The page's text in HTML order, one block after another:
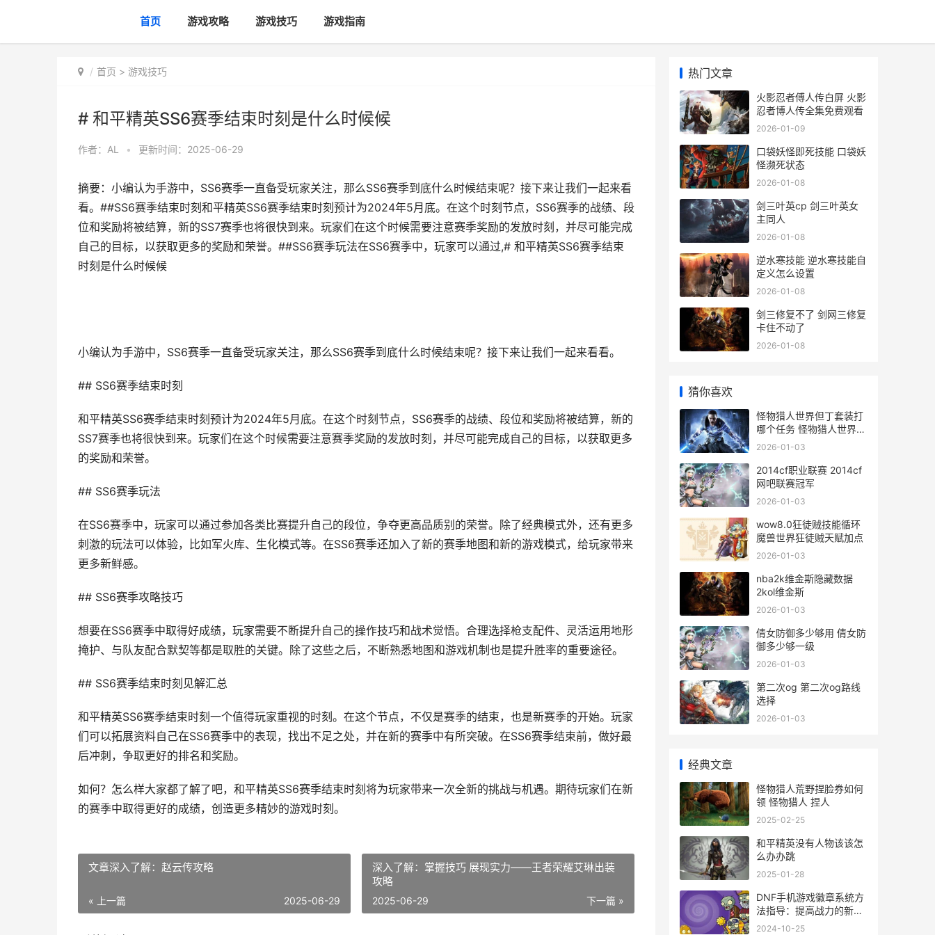
首页 游戏攻略 游戏技巧 游戏指南
首页 > 游戏技巧
# 和平精英SS6赛季结束时刻是什么时候候
作者： AL • 更新时间：2025-06-29
摘要：小编认为手游中，SS6赛季一直备受玩家关注，那么SS6赛季到底什么时候结束呢？接下来让我们一起来看
看。##SS6赛季结束时刻和平精英SS6赛季结束时刻预计为2024年5月底。在这个时刻节点，SS6赛季的战绩、段
位和奖励将被结算，新的SS7赛季也将很快到来。玩家们在这个时候需要注意赛季奖励的发放时刻，并尽可能完成
自己的目标，以获取更多的奖励和荣誉。##SS6赛季玩法在SS6赛季中，玩家可以通过,# 和平精英SS6赛季结束
时刻是什么时候候
小编认为手游中，SS6赛季一直备受玩家关注，那么SS6赛季到底什么时候结束呢？接下来让我们一起来看看。
## SS6赛季结束时刻
和平精英SS6赛季结束时刻预计为2024年5月底。在这个时刻节点，SS6赛季的战绩、段位和奖励将被结算，新的
SS7赛季也将很快到来。玩家们在这个时候需要注意赛季奖励的发放时刻，并尽可能完成自己的目标，以获取更多
的奖励和荣誉。
## SS6赛季玩法
在SS6赛季中，玩家可以通过参加各类比赛提升自己的段位，争夺更高品质别的荣誉。除了经典模式外，还有更多
刺激的玩法可以体验，比如军火库、生化模式等。在SS6赛季还加入了新的赛季地图和新的游戏模式，给玩家带来
更多新鲜感。
## SS6赛季攻略技巧
想要在SS6赛季中取得好成绩，玩家需要不断提升自己的操作技巧和战术觉悟。合理选择枪支配件、灵活运用地形
掩护、与队友配合默契等都是取胜的关键。除了这些之后，不断熟悉地图和游戏机制也是提升胜率的重要途径。
## SS6赛季结束时刻见解汇总
和平精英SS6赛季结束时刻一个值得玩家重视的时刻。在这个节点，不仅是赛季的结束，也是新赛季的开始。玩家
们可以拓展资料自己在SS6赛季中的表现，找出不足之处，并在新的赛季中有所突破。在SS6赛季结束前，做好最
后冲刺，争取更好的排名和奖励。
如何？怎么样大家都了解了吧，和平精英SS6赛季结束时刻将为玩家带来一次全新的挑战与机遇。期待玩家们在新
的赛季中取得更好的成绩，创造更多精妙的游戏时刻。
文章深入了解：赵云传攻略
« 上一篇 2025-06-29
深入了解：掌握技巧 展现实力——王者荣耀艾琳出装
攻略
下一篇 »
2025-06-29
热门文章
火影忍者傅人传白屏 火影
忍者博人传全集免费观看
2026-01-09
口袋妖怪即死技能 口袋妖
怪濒死状态
2026-01-08
剑三叶英cp 剑三叶英女
主同人
2026-01-08
逆水寒技能 逆水寒技能自
定义怎么设置
2026-01-08
剑三修复不了 剑网三修复
卡住不动了
2026-01-08
猜你喜欢
怪物猎人世界但丁套装打
哪个任务 怪物猎人世界但
丁外观
2026-01-03
2014cf职业联赛 2014cf
网吧联赛冠军
2026-01-03
wow8.0狂徒贼技能循环
魔兽世界狂徒贼天赋加点
2026-01-03
nba2k维金斯隐藏数据
2kol维金斯
2026-01-03
倩女防御多少够用 倩女防
御多少够一级
2026-01-03
第二次og 第二次og路线
选择
2026-01-03
经典文章
怪物猎人荒野捏脸券如何
领 怪物猎人 捏人
2025-02-25
和平精英没有人物该该怎
么办办跳
2025-01-28
DNF手机游戏徽章系统方
法指导：提高战力的新秘
笈 dnf手游徽章镶嵌怎么
2024-10-25